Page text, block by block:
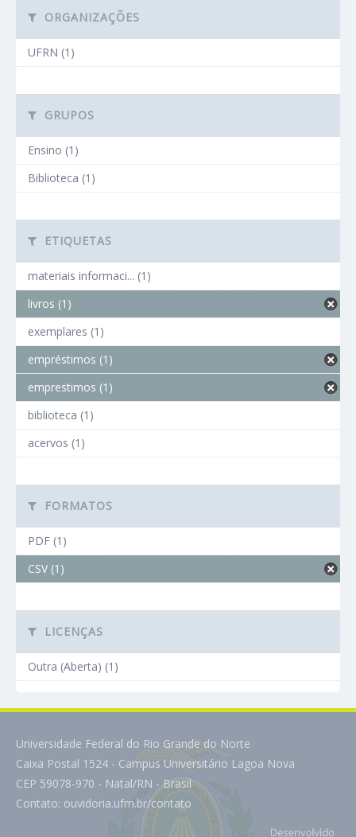
ORGANIZAÇÕES
UFRN (1)
GRUPOS
Ensino (1)
Biblioteca (1)
ETIQUETAS
materiais informaci... (1)
livros (1)
exemplares (1)
empréstimos (1)
emprestimos (1)
biblioteca (1)
acervos (1)
FORMATOS
PDF (1)
CSV (1)
LICENÇAS
Outra (Aberta) (1)
Universidade Federal do Rio Grande do Norte
Caixa Postal 1524 - Campus Universitário Lagoa Nova
CEP 59078-970 - Natal/RN - Brasil
Contato: ouvidoria.ufrn.br/contato